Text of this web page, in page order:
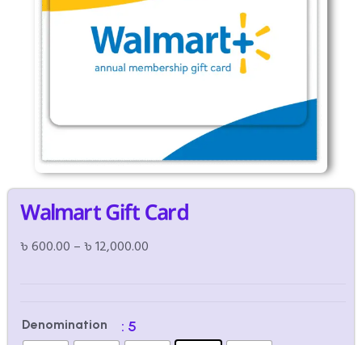
Walmart Gift Card
৳600.00 –৳12,000.00
Denomination
: 5